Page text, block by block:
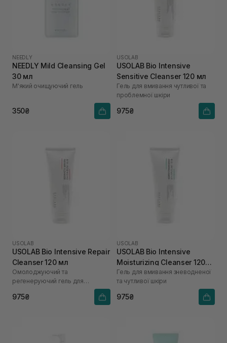
NEEDLY
NEEDLY Mild Cleansing Gel
30 мл
М'який очищуючий гель
350₴
USOLAB
USOLAB Bio Intensive
Sensitive Cleanser 120 мл
Гель для вмивання чутливої та
проблемної шкіри
975₴
USOLAB
USOLAB Bio Intensive Repair
Cleanser 120 мл
Омолоджуючий та
регенеруючий гель для
975₴
USOLAB
USOLAB Bio Intensive
Moisturizing Cleanser 120
мл
Гель для вмивання зневодненої
та чутливої шкіри
975₴